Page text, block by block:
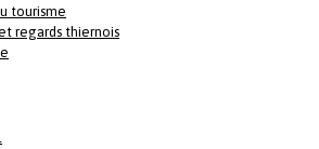
tourisme
regards thiernois